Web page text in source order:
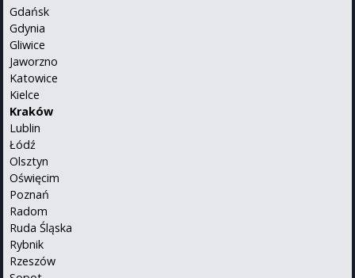
Gdańsk
Gdynia
Gliwice
Jaworzno
Katowice
Kielce
Kraków
Lublin
Łódź
Olsztyn
Oświęcim
Poznań
Radom
Ruda Śląska
Rybnik
Rzeszów